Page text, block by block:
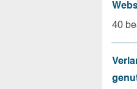
40